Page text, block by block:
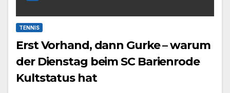
TENNIS
Erst Vorhand, dann Gurke – warum
der Dienstag beim SC Barienrode
Kultstatus hat